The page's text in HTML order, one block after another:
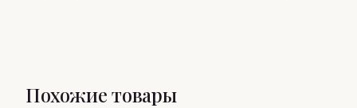
Похожие товары